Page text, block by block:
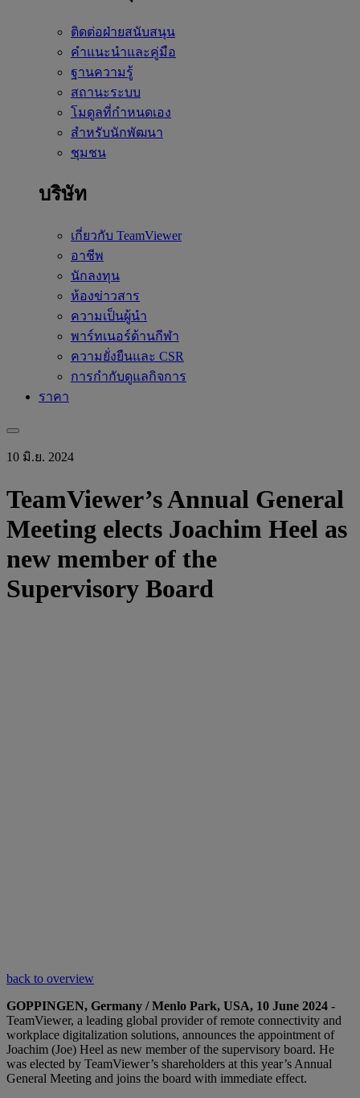
ติดต่อฝ่ายสนับสนุน
คำแนะนำและคู่มือ
ฐานความรู้
สถานะระบบ
โมดูลที่กำหนดเอง
สำหรับนักพัฒนา
ชุมชน
บริษัท
เกี่ยวกับ TeamViewer
อาชีพ
นักลงทุน
ห้องข่าวสาร
ความเป็นผู้นำ
พาร์ทเนอร์ด้านกีฬา
ความยั่งยืนและ CSR
การกำกับดูแลกิจการ
ราคา
10 มิ.ย. 2024
TeamViewer’s Annual General
Meeting elects Joachim Heel as
new member of the
Supervisory Board
back to overview
GOPPINGEN, Germany / Menlo Park, USA, 10 June 2024 -
TeamViewer, a leading global provider of remote connectivity and
workplace digitalization solutions, announces the appointment of
Joachim (Joe) Heel as new member of the supervisory board. He
was elected by TeamViewer’s shareholders at this year’s Annual
General Meeting and joins the board with immediate effect.